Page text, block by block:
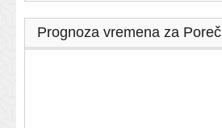
Prognoza vremena za Poreč